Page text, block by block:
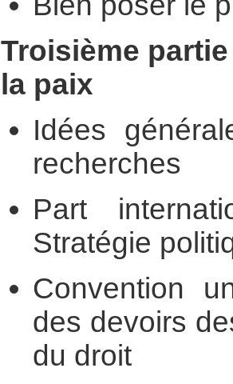
Troisième
la paix
Idées
recherches
Part
Stratégie
Convention
des devoirs
du droit